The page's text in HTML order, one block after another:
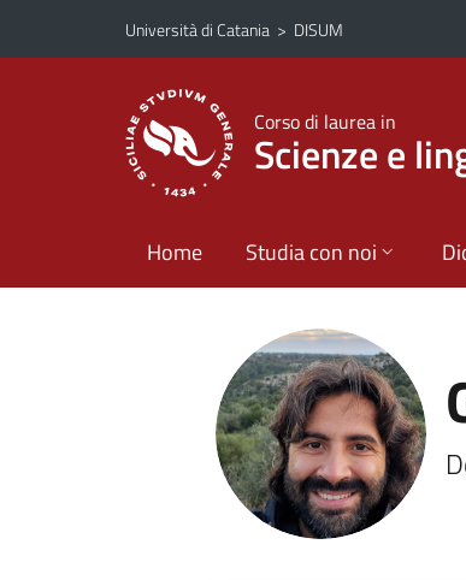
Vai al contenuto principale
Vai al menu di navigazione
Università di Catania > DISUM
Corso di laurea in
Scienze e
Home Studia con noi